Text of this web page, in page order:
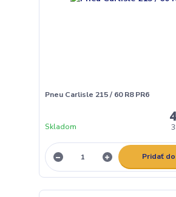
Pneu Carlisle 215 / 60 R8 PR6
Skladom
Pridať